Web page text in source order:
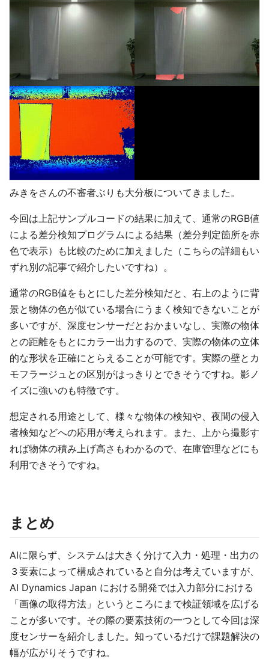
みきをさんの不審者ぶりも大分板についてきました。
今回は上記サンプルコードの結果に加えて、通常のRGB値
による差分検知プログラムによる結果（差分判定箇所を赤
色で表示）も比較のために加えました（こちらの詳細もい
ずれ別の記事で紹介したいですね）。
通常のRGB値をもとにした差分検知だと、右上のように背
景と物体の色が似ている場合にうまく検知できないことが
多いですが、深度センサーだとおかまいなし、実際の物体
との距離をもとにカラー出力するので、実際の物体の立体
的な形状を正確にとらえることが可能です。実際の壁とカ
モフラージュとの区別がはっきりとできそうですね。影ノ
イズに強いのも特徴です。
想定される用途として、様々な物体の検知や、夜間の侵入
者検知などへの応用が考えられます。また、上から撮影す
れば物体の積み上げ高さもわかるので、在庫管理などにも
利用できそうですね。
まとめ
AIに限らず、システムは大きく分けて入力・処理・出力の
３要素によって構成されていると自分は考えていますが、
AI Dynamics Japan における開発では入力部分における
「画像の取得方法」というところにまで検証領域を広げる
ことが多いです。その際の要素技術の一つとして今回は深
度センサーを紹介しました。知っているだけで課題解決の
幅が広がりそうですね。